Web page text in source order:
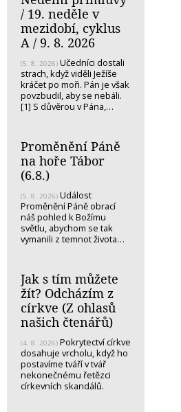
/ 19. neděle v
mezidobí, cyklus
A / 9. 8. 2026
(5. 8. 2026) Učedníci dostali
strach, když viděli Ježíše
kráčet po moři. Pán je však
povzbudil, aby se nebáli.
[1] S důvěrou v Pána,…
Proměnění Páně
na hoře Tábor
(6.8.)
(5. 8. 2026) Událost
Proměnění Páně obrací
náš pohled k Božímu
světlu, abychom se tak
vymanili z temnot života…
Jak s tím můžete
žít? Odcházím z
církve (Z ohlasů
našich čtenářů)
(4. 8. 2026) Pokrytectví církve
dosahuje vrcholu, když ho
postavíme tváří v tvář
nekonečnému řetězci
církevních skandálů.